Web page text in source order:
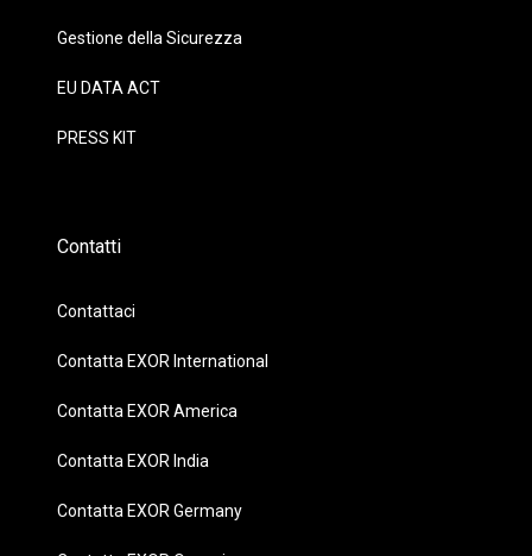
Gestione della Sicurezza
EU DATA ACT
PRESS KIT
Contatti
Contattaci
Contatta EXOR International
Contatta EXOR America
Contatta EXOR India
Contatta EXOR Germany